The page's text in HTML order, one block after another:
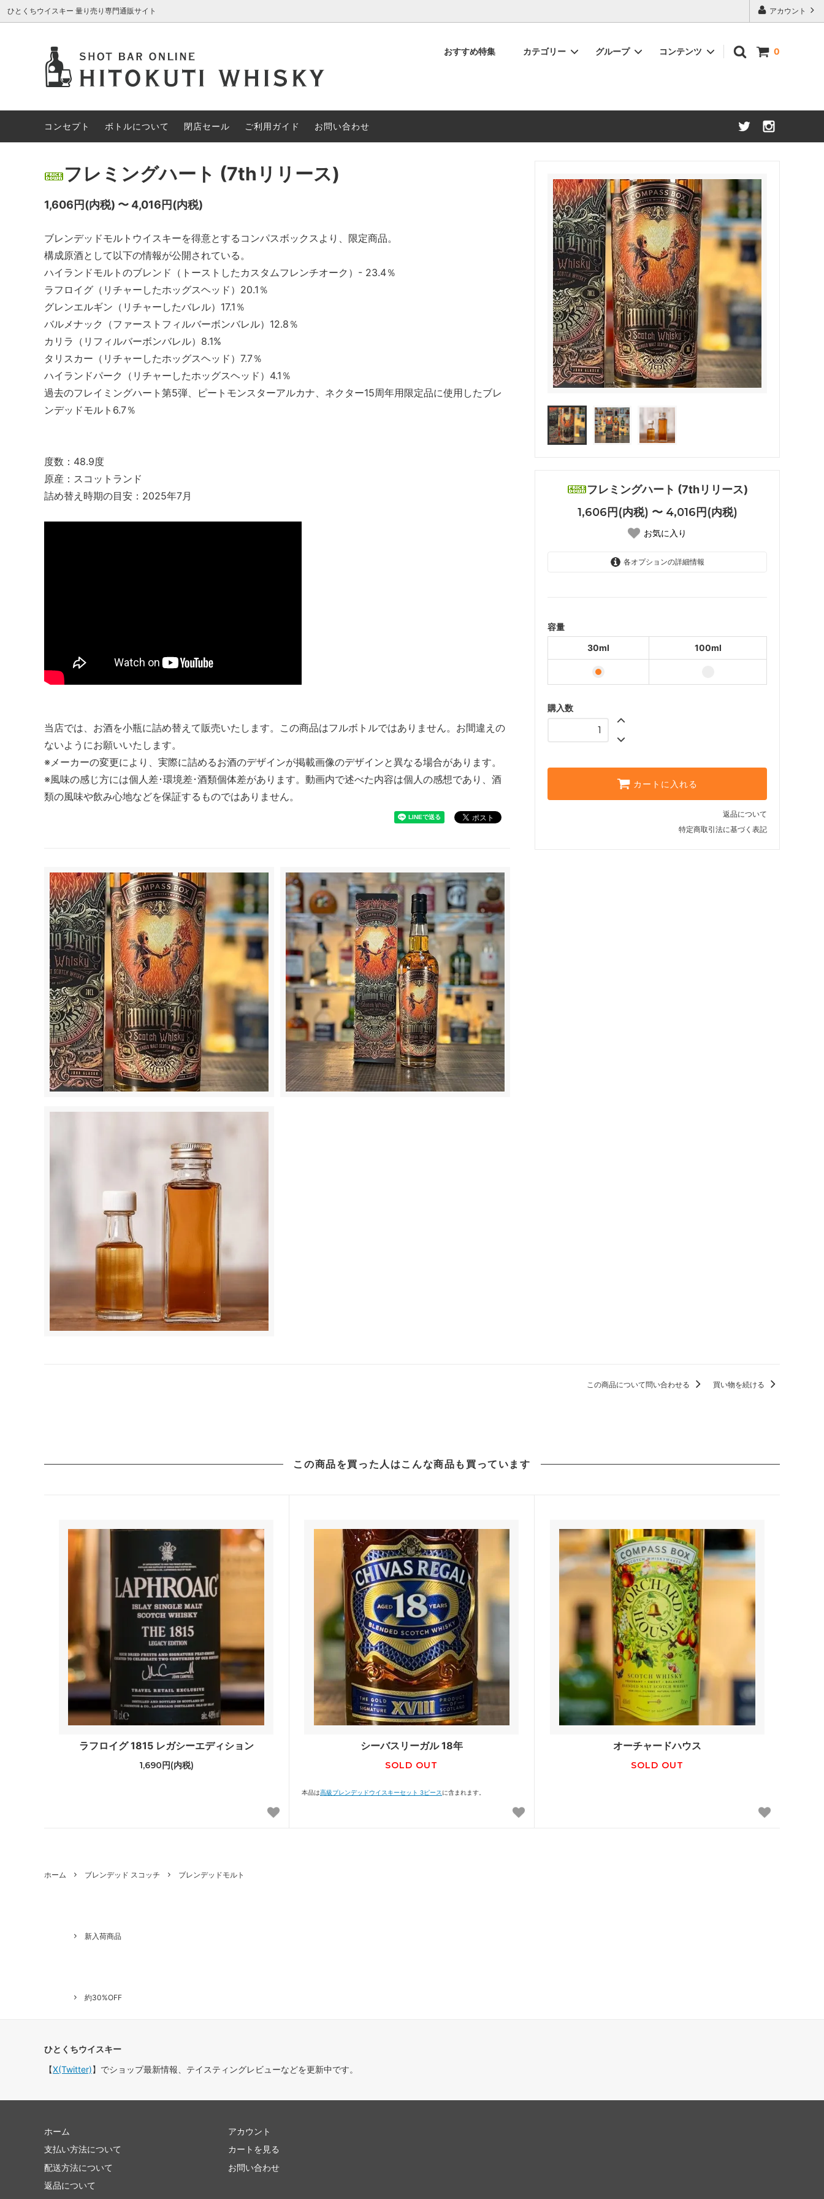
アカウント
ひとくちウイスキー 量り売り専門通販サイト
0
おすすめ特集 カテゴリー
その他の酒類 スペシャルセットメニュー #なぞときモルト 【期間限定】
グループ コンテンツ
コンセプト ボトルについて 閉店セール ご利用ガイド お問い合わせ
フレミングハート (7thリリース)
1,606円(内税) 〜 4,016円(内税)
お気に入り
各オプションの詳細情報
容量
30ml
100ml
購入数
カートに入れる
返品について
特定商取引法に基づく表記
フレミングハート (7thリリース)
1,606円(内税) 〜 4,016円(内税)
ブレンデッドモルトウイスキーを得意とするコンパスボックスより、限定商品。
構成原酒として以下の情報が公開されている。
ハイランドモルトのブレンド（トーストしたカスタムフレンチオーク）- 23.4％
ラフロイグ（リチャーしたホッグスヘッド）20.1％
グレンエルギン（リチャーしたバレル）17.1％
バルメナック（ファーストフィルバーボンバレル）12.8％
カリラ（リフィルバーボンバレル）8.1%
タリスカー（リチャーしたホッグスヘッド）7.7％
ハイランドパーク（リチャーしたホッグスヘッド）4.1％
過去のフレイミングハート第5弾、ピートモンスターアルカナ、ネクター15周年用限定品に使用したブレ
ンデッドモルト6.7％
度数：48.9度
原産：スコットランド
詰め替え時期の目安：2025年7月
当店では、お酒を小瓶に詰め替えて販売いたします。この商品はフルボトルではありません。お間違えの
ないようにお願いいたします。
※メーカーの変更により、実際に詰めるお酒のデザインが掲載画像のデザインと異なる場合があります。
※風味の感じ方には個人差･環境差･酒類個体差があります。動画内で述べた内容は個人の感想であり、酒
類の風味や飲み心地などを保証するものではありません。
この商品について問い合わせる 買い物を続ける
この商品を買った人はこんな商品も買っています
ラフロイグ 1815 レガシーエディション
1,690円(内税)
シーバスリーガル 18年
SOLD OUT
本品は高級ブレンデッドウイスキーセット 3ピースに含まれます。
オーチャードハウス
SOLD OUT
ホーム ブレンデッド スコッチ ブレンデッドモルト
新入荷商品
約30%OFF
ひとくちウイスキー
【X(Twitter)】でショップ最新情報、テイスティングレビューなどを更新中です。
ホーム
支払い方法について
配送方法について
返品について
アカウント
カートを見る
お問い合わせ